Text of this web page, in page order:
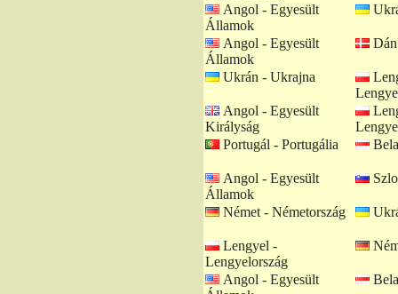
Angol - Egyesült
Államok
Angol - Egyesült
Államok
Ukrán - Ukrajna
Angol - Egyesült
Királyság
Portugál - Portugália
Angol - Egyesült
Államok
Német - Németország
Lengyel -
Lengyelország
Angol - Egyesült